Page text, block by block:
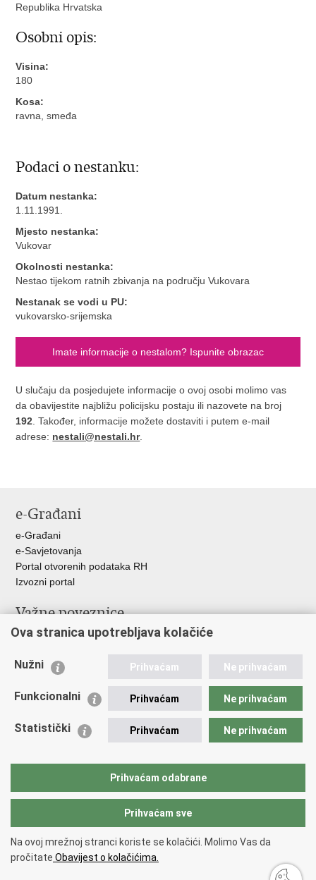
Republika Hrvatska
Osobni opis:
Visina:
180
Kosa:
ravna, smeđa
Podaci o nestanku:
Datum nestanka:
1.11.1991.
Mjesto nestanka:
Vukovar
Okolnosti nestanka:
Nestao tijekom ratnih zbivanja na području Vukovara
Nestanak se vodi u PU:
vukovarsko-srijemska
Imate informacije o nestalom? Ispunite obrazac
U slučaju da posjedujete informacije o ovoj osobi molimo vas
da obavijestite najbližu policijsku postaju ili nazovete na broj
192. Također, informacije možete dostaviti i putem e-mail
adrese: nestali@nestali.hr.
e-Građani
e-Građani
e-Savjetovanja
Portal otvorenih podataka RH
Izvozni portal
Važne poveznice
Ministarstvo unutarnjih poslova RH
Nestale osobe u Domovinskom ratu (Ministarstvo hrvatskih
Ministarstvo znanosti i obrazovanja
Povratak na vrh
Copyright © 2026 Nestali.Uvjeti korištenja
Ova stranica upotrebljava kolačiće
Nužni Prihvaćam Ne prihvaćam
Funkcionalni Prihvaćam Ne prihvaćam
Statistički Prihvaćam Ne prihvaćam
Prihvaćam odabrane
Prihvaćam sve
Na ovoj mrežnoj stranci koriste se kolačići. Molimo Vas da
pročitate Obavijest o kolačićima.